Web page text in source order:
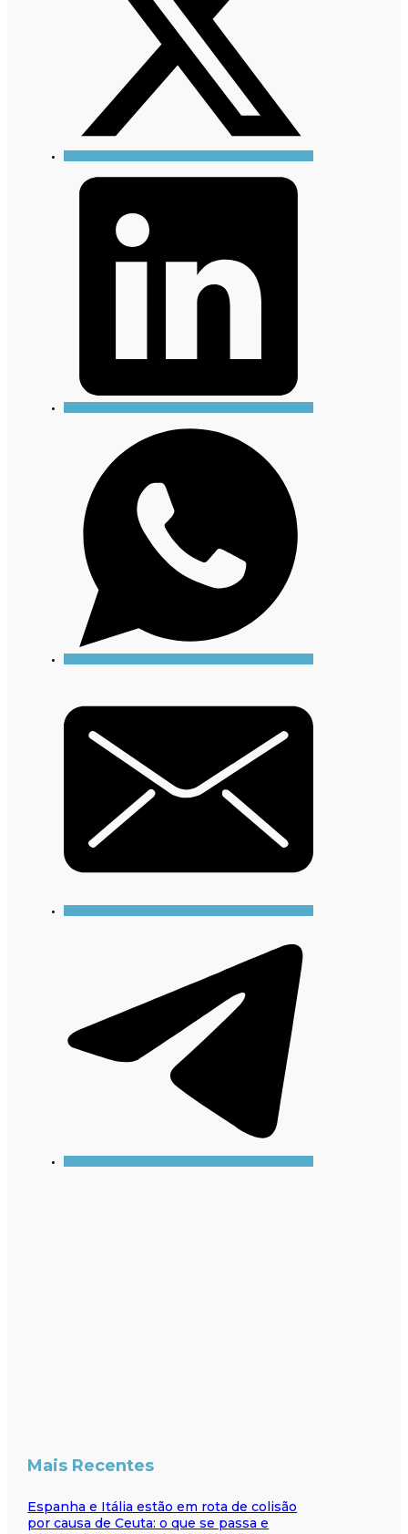
Mais Recentes
Espanha e Itália estão em rota de colisão
por causa de Ceuta: o que se passa e